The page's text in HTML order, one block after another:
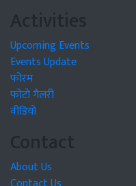
Activities
Upcoming Events
Events Update
फोरम
फोटो गैलरी
वीडियो
Contact
About Us